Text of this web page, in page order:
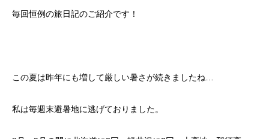
毎回恒例の旅日記のご紹介です！
この夏は昨年にも増して厳しい暑さが続きましたね…
私は毎週末避暑地に逃げておりました。